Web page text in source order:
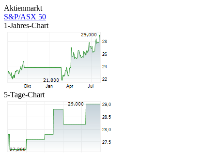
Aktienmarkt
S&P/ASX 50
1-Jahres-Chart
5-Tage-Chart